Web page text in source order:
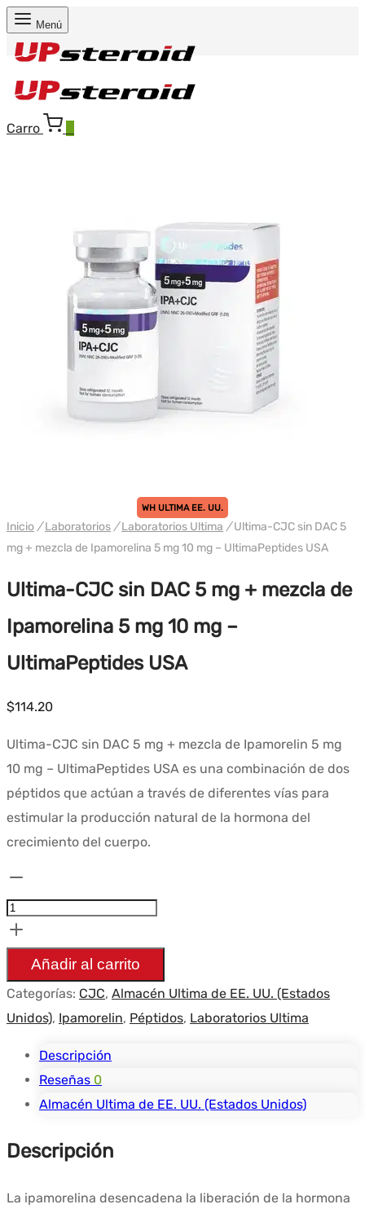
Menú
Carro
WH ULTIMA EE. UU.
Inicio / Laboratorios / Laboratorios Ultima /Ultima-CJC sin DAC 5
mg + mezcla de Ipamorelina 5 mg 10 mg – UltimaPeptides USA
Ultima-CJC sin DAC 5 mg + mezcla de
Ipamorelina 5 mg 10 mg –
UltimaPeptides USA
$114.20
Ultima-CJC sin DAC 5 mg + mezcla de Ipamorelin 5 mg
10 mg – UltimaPeptides USA es una combinación de dos
péptidos que actúan a través de diferentes vías para
estimular la producción natural de la hormona del
crecimiento del cuerpo.
Ultima-
no
DAC
5mg
+
Ipamorelin
5mg
blend
-
USA
Añadir al carrito
Categorías: CJC, Almacén Ultima de EE. UU. (Estados
Unidos), Ipamorelin, Péptidos, Laboratorios Ultima
Descripción
Reseñas 0
Almacén Ultima de EE. UU. (Estados Unidos)
Descripción
La ipamorelina desencadena la liberación de la hormona